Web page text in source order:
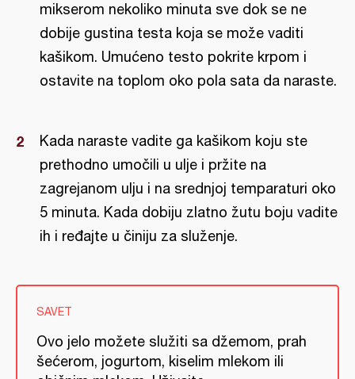
mikserom nekoliko minuta sve dok se ne
dobije gustina testa koja se može vaditi
kašikom. Umućeno testo pokrite krpom i
ostavite na toplom oko pola sata da naraste.
Kada naraste vadite ga kašikom koju ste
prethodno umočili u ulje i pržite na
zagrejanom ulju i na srednjoj temparaturi oko
5 minuta. Kada dobiju zlatno žutu boju vadite
ih i ređajte u činiju za služenje.
SAVET
Ovo jelo možete služiti sa džemom, prah
šećerom, jogurtom, kiselim mlekom ili